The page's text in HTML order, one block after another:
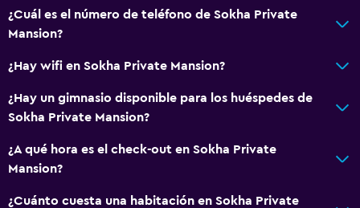
Habitaciones para no fumadores disponibles
Accesibilidad
Ascensor
Áreas designadas para fumadores
Parrilla
¿Cuál es el número de teléfono de Sokha Private
Mansion?
¿Hay wifi en Sokha Private Mansion?
¿Hay un gimnasio disponible para los huéspedes de
Sokha Private Mansion?
¿A qué hora es el check-out en Sokha Private
Mansion?
¿Cuánto cuesta una habitación en Sokha Private